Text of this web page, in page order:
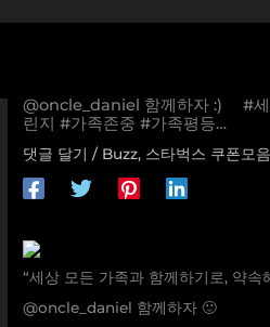
로
@oncle_daniel 함께하자 :) ⠀ #
린지 #가족존중 #가족평등…
댓글 달기 / Buzz, 스타벅스 쿠폰모음
“세상 모든 가족과 함께하기로, 약속
@oncle_daniel 함께하자 🙂